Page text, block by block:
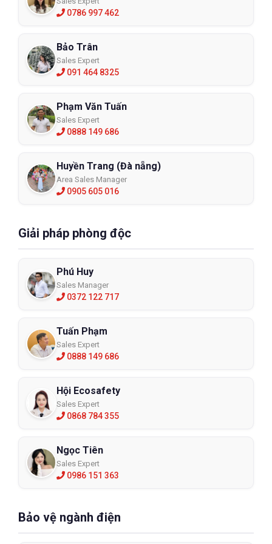
0786 997 462
Bảo Trân
Sales Expert
091 464 8325
Phạm Văn Tuấn
Sales Expert
0888 149 686
Huyền Trang (Đà nẵng)
Area Sales Manager
0905 605 016
Giải pháp phòng độc
Phú Huy
Sales Manager
0372 122 717
Tuấn Phạm
Sales Expert
0888 149 686
Hội Ecosafety
Sales Expert
0868 784 355
Ngọc Tiên
Sales Expert
0986 151 363
Bảo vệ ngành điện